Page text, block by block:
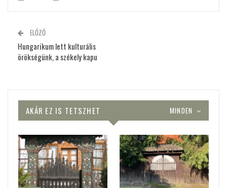
ELŐZŐ
Hungarikum lett kulturális
örökségünk, a székely kapu
MINDEN
AKÁR EZ IS TETSZHET